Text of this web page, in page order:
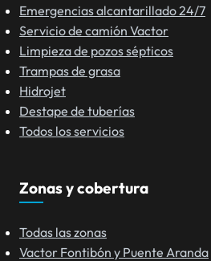
Emergencias alcantarillado 24/7
Servicio de camión Vactor
Limpieza de pozos sépticos
Trampas de grasa
Hidrojet
Destape de tuberías
Todos los servicios
Zonas y cobertura
Todas las zonas
Vactor Fontibón y Puente Aranda